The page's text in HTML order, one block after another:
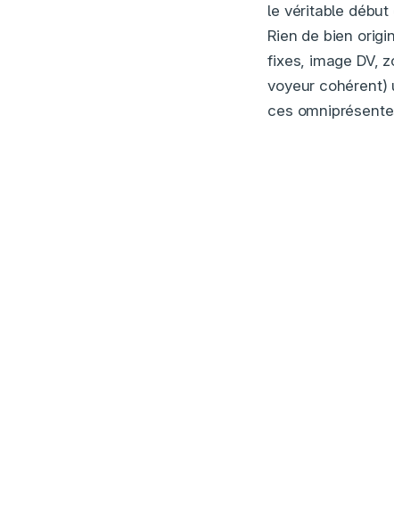
le véritable début
Rien de bien
fixes, image DV,
voyeur cohérent)
ces